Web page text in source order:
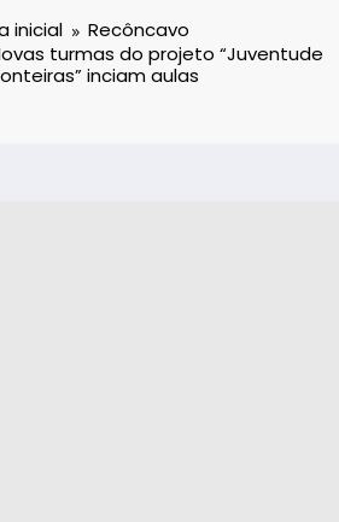
inicial
Recôncavo
turmas do projeto “Juventude
inciam aulas